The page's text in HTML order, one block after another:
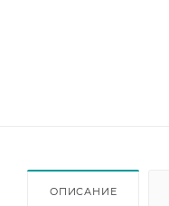
ОПИСАНИЕ